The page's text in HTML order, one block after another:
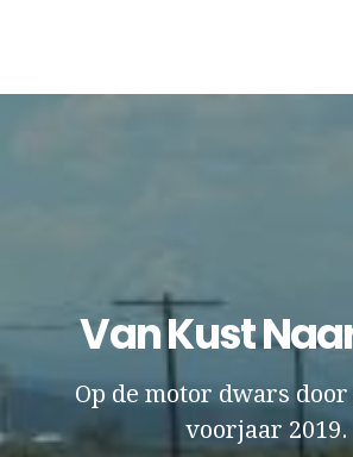
Van Kust
Op de motor dwars
voorjaar 2019.